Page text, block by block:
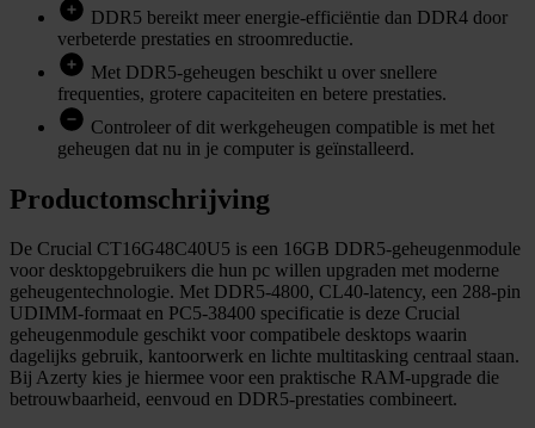
DDR5 bereikt meer energie-efficiëntie dan DDR4 door
verbeterde prestaties en stroomreductie.
Met DDR5-geheugen beschikt u over snellere
frequenties, grotere capaciteiten en betere prestaties.
Controleer of dit werkgeheugen compatible is met het
geheugen dat nu in je computer is geïnstalleerd.
Productomschrijving
De Crucial CT16G48C40U5 is een 16GB DDR5-geheugenmodule
voor desktopgebruikers die hun pc willen upgraden met moderne
geheugentechnologie. Met DDR5-4800, CL40-latency, een 288-pin
UDIMM-formaat en PC5-38400 specificatie is deze Crucial
geheugenmodule geschikt voor compatibele desktops waarin
dagelijks gebruik, kantoorwerk en lichte multitasking centraal staan.
Bij Azerty kies je hiermee voor een praktische RAM-upgrade die
betrouwbaarheid, eenvoud en DDR5-prestaties combineert.